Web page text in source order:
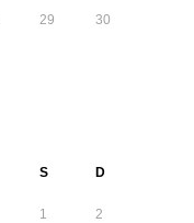
29 30
S D
1 2